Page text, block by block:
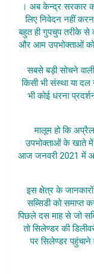
। अब केन्द्र सरकार
लिए निवेदन नहीं
बहुत ही गुपचुप तरीके से
और आम उपभोक्ताओं को
सबसे बड़ी सोचने
किसी भी संस्था या
भी कोई धरना
मालूम हो कि
उपभोक्ताओं के खाते
आज जनवरी 2021 में
इस क्षेत्र के
सब्सिडी को समाप्त
पिछले दस माह से जो
तो सिलेण्डर की
पर सिलेण्डर पहुंचाने